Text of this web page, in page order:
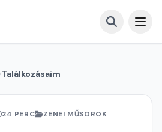
Találkozásaim
24 PERC ZENEI MŰSOROK